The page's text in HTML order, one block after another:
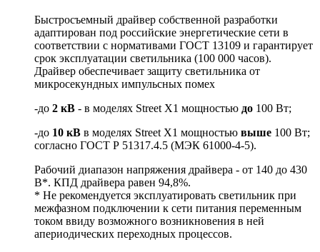
Быстросъемный драйвер собственной разработки
адаптирован под российские энергетические сети в
соответствии с нормативами ГОСТ 13109 и гарантирует
срок эксплуатации светильника (100 000 часов).
Драйвер обеспечивает защиту светильника от
микросекундных импульсных помех
-до 2 кВ - в моделях Street X1 мощностью до 100 Вт;
-до 10 кВ в моделях Street X1 мощностью выше 100 Вт;
согласно ГОСТ Р 51317.4.5 (МЭК 61000-4-5).
Рабочий диапазон напряжения драйвера - от 140 до 430
В*. КПД драйвера равен 94,8%.
* Не рекомендуется эксплуатировать светильник при
межфазном подключении к сети питания переменным
током ввиду возможного возникновения в ней
апериодических переходных процессов.